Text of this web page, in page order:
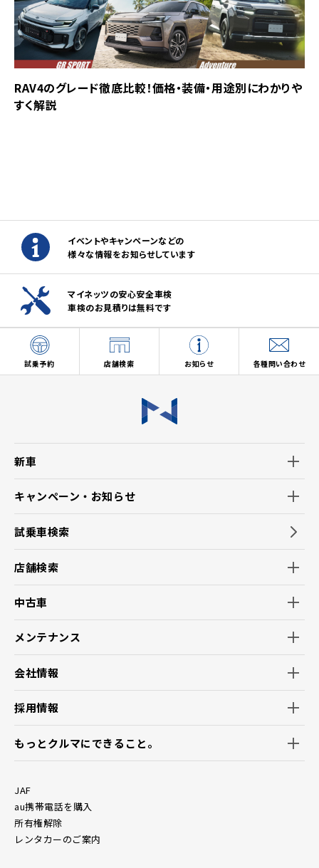
RAV4のグレード徹底比較！価格・装備・用途別にわかりや
すく解説
イベントやキャンペーンなどの
様々な情報をお知らせしています
マイネッツの安心安全車検
車検のお見積りは無料です
試乗予約 店舗検索 お知らせ 各種問い合わせ
新車
キャンペーン・お知らせ
試乗車検索
店舗検索
中古車
メンテナンス
会社情報
採用情報
もっとクルマにできること。
JAF
au携帯電話を購入
所有権解除
レンタカーのご案内